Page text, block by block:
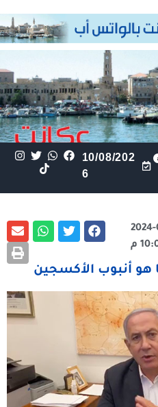
10/08/202
6
م
هو أنبوب الأكسجين